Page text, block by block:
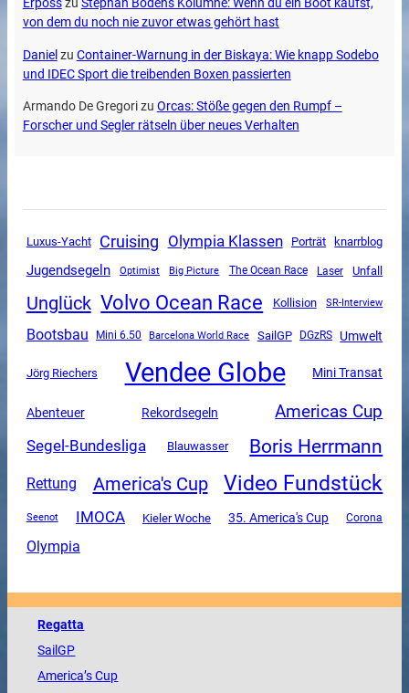
Erposszu Stephan Bodens Kolumne: Wenn du ein Boot kaufst,
von dem du noch nie zuvor etwas gehört hast
Daniel zu Container-Warnung in der Biskaya: Wie knapp Sodebo
und IDEC Sport die treibenden Boxen passierten
Armando De Gregorizu Orcas: Stöße gegen den Rumpf –
Forscher und Segler rätseln über neues Verhalten
Luxus-Yacht Cruising Olympia Klassen Porträt knarrblog
Jugendsegeln Optimist Big Picture The Ocean Race Laser Unfall
Unglück Volvo Ocean Race Kollision SR-Interview
Bootsbau Mini 6.50 Barcelona World Race SailGP DGzRS Umwelt
Jörg Riechers Vendee Globe Mini Transat
Abenteuer Rekordsegeln Americas Cup
Segel-Bundesliga Blauwasser Boris Herrmann
Rettung America's Cup Video Fundstück
Seenot IMOCA Kieler Woche 35. America's Cup Corona
Olympia
Regatta
SailGP
America’s Cup